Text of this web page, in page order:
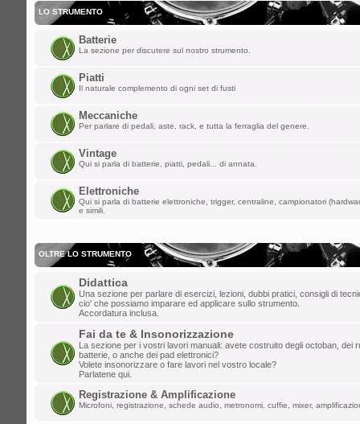
ChupaChups ha scritto:
Fa piacere che questa roccia di
i forum per dare la parola a
ChupaChups ha scritto:
Fa piacere che questa roccia di
i forum per dare la parola a
lun mar 24, 2025 1:38 am
lollo»ULLALLAAAAA! Saluti da
ven mar 21, 2025 6:46 pm
ChupaChups
che ha distrutto i forum per dare la
mar mar 11, 2025 10:13 am
DannyK»Un salutone ragazzi!
ven feb 07, 2025 6:45 pm
Gionz»Evvai! Grande Mr. Tagliatella!
mer dic 25, 2024 8:06 am
Mr.Tagliatella
saluto a tutti, il primo amore non si
LO STRUMENTO
Batterie
La sezione per discutere sul nostro strumento.
Piatti
Il naturale complemento di ogni set di fusti
Meccaniche
Per parlare di pedali, aste, rack, e tutta la ferraglia del genere.
Vintage
Qui si parla di batterie, piatti, pedali... di annata.
Elettroniche
Qui si parla di batterie elettroniche, trigger, centraline, campionatori
e simili.
OLTRE LO STRUMENTO
Didattica
Una sezione per parlare di esercizi, lezioni, dubbi pratici, consigli di
cio' che possiamo imparare ed applicare sullo strumento.
Accordatura inclusa.
Fai da te & Insonorizzazione
La sezione per i vostri lavori manuali: avete costruito degli octoban, dei
batterie, o anche dei pad elettronici?
Volete insonorizzare o fare lavori nel vostro locale?
Parlatene qui.
Registrazione & Amplificazione
Microfoni, registrazione, schede audio, metronomi, cuffie, mixer,